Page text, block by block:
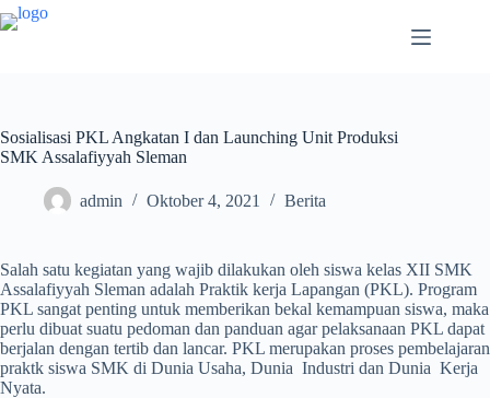
Sosialisasi PKL Angkatan I dan Launching Unit Produksi
SMK Assalafiyyah Sleman
admin Oktober 4, 2021 Berita
Salah satu kegiatan yang wajib dilakukan oleh siswa kelas XII SMK
Assalafiyyah Sleman adalah Praktik kerja Lapangan (PKL). Program
PKL sangat penting untuk memberikan bekal kemampuan siswa, maka
perlu dibuat suatu pedoman dan panduan agar pelaksanaan PKL dapat
berjalan dengan tertib dan lancar. PKL merupakan proses pembelajaran
praktk siswa SMK di Dunia Usaha, Dunia Industri dan Dunia Kerja
Nyata.